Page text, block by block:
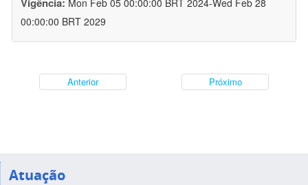
Mon Feb 05 00:00:00 BRT 2024-Wed Feb 28
00:00:00 BRT 2029
Anterior Próximo
Atuação